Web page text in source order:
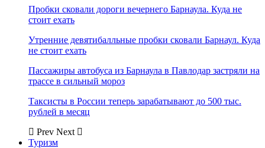
Пробки сковали дороги вечернего Барнаула. Куда не
стоит ехать
Утренние девятибалльные пробки сковали Барнаул. Куда
не стоит ехать
Пассажиры автобуса из Барнаула в Павлодар застряли на
трассе в сильный мороз
Таксисты в России теперь зарабатывают до 500 тыс.
рублей в месяц
Prev Next
Туризм